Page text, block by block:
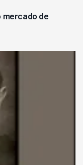
mercado de